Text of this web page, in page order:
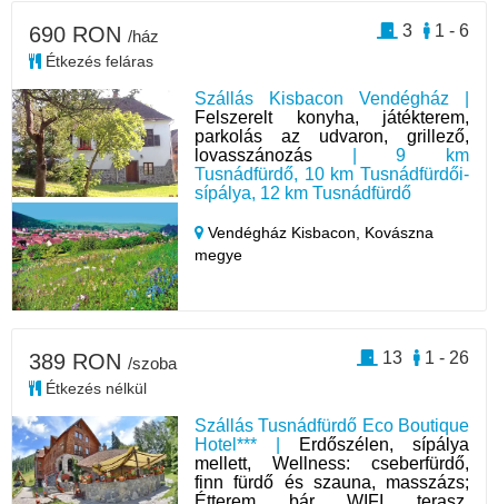
Szállás Kisbacon Vendégház |
Felszerelt konyha, játékterem,
parkolás az udvaron, grillező,
lovasszánozás | 9 km
Tusnádfürdő, 10 km Tusnádfürdői-
sípálya, 12 km Tusnádfürdő
Vendégház Kisbacon, Kovászna
megye
690 RON /ház
Étkezés feláras
1 - 6
3
Szállás Tusnádfürdő Eco Boutique
Hotel*** |
Erdőszélen, sípálya
mellett, Wellness: cseberfürdő,
finn fürdő és szauna, masszázs;
389 RON /szoba
Étkezés nélkül
1 - 26
13